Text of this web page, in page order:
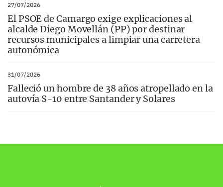
27/07/2026
El PSOE de Camargo exige explicaciones al
alcalde Diego Movellán (PP) por destinar
recursos municipales a limpiar una carretera
autonómica
31/07/2026
Falleció un hombre de 38 años atropellado en la
autovía S-10 entre Santander y Solares